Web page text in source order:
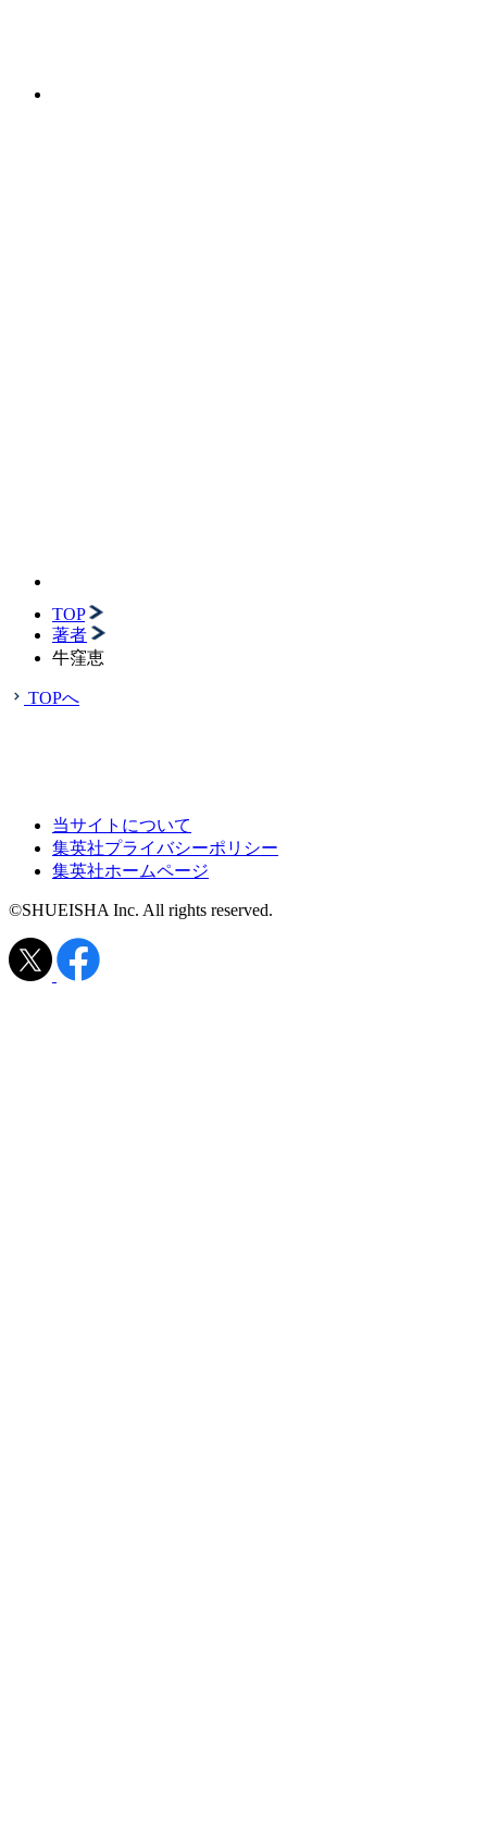
TOP
著者
牛窪恵
TOPへ
当サイトについて
集英社プライバシーポリシー
集英社ホームページ
©SHUEISHA Inc. All rights reserved.